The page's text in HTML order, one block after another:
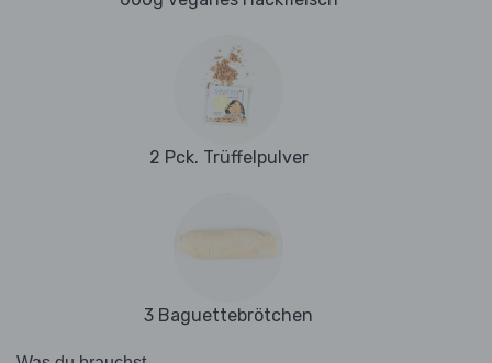
2 Pck. Trüffelpulver
3 Baguettebrötchen